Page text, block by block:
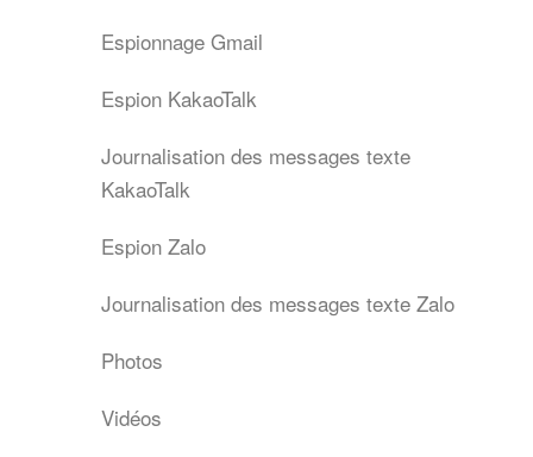
Espionnage Gmail
Espion KakaoTalk
Journalisation des messages texte
KakaoTalk
Espion Zalo
Journalisation des messages texte Zalo
Photos
Vidéos